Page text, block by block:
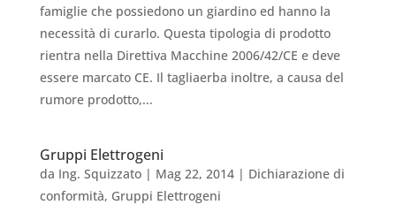
famiglie che possiedono un giardino ed hanno la
necessità di curarlo. Questa tipologia di prodotto
rientra nella Direttiva Macchine 2006/42/CE e deve
essere marcato CE. Il tagliaerba inoltre, a causa del
rumore prodotto,...
Gruppi Elettrogeni
da Ing. Squizzato| Mag 22, 2014| Dichiarazione di
conformità, Gruppi Elettrogeni